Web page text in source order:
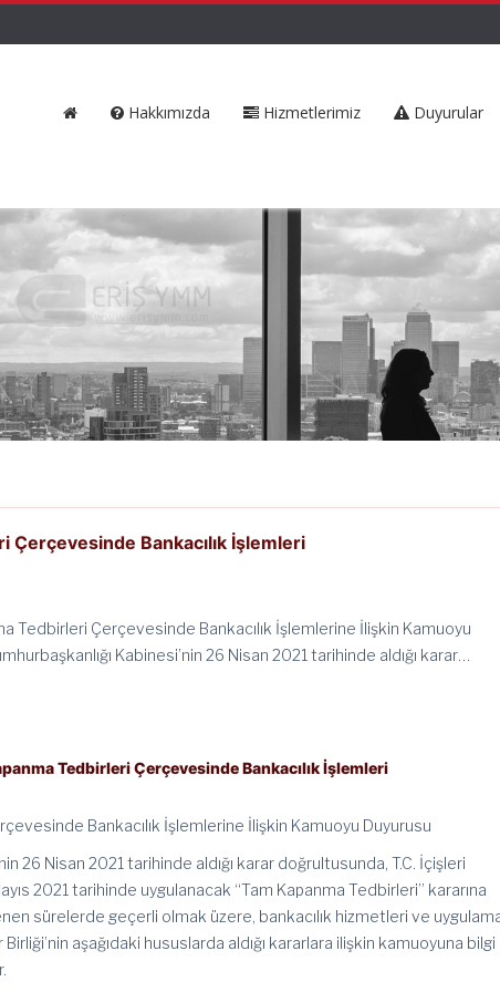
Hakkımızda Hizmetlerimiz Duyurular
Çerçevesinde Bankacılık İşlemleri
Tedbirleri Çerçevesinde Bankacılık İşlemlerine İlişkin Kamuoyu
Kabinesi’nin 26 Nisan 2021 tarihinde aldığı karar…
Tedbirleri Çerçevesinde Bankacılık İşlemleri
Bankacılık İşlemlerine İlişkin Kamuoyu Duyurusu
26 Nisan 2021 tarihinde aldığı karar doğrultusunda, T.C. İçişleri
2021 tarihinde uygulanacak “Tam Kapanma Tedbirleri” kararına
sürelerde geçerli olmak üzere, bankacılık hizmetleri ve
aşağıdaki hususlarda aldığı kararlara ilişkin kamuoyuna bilgi